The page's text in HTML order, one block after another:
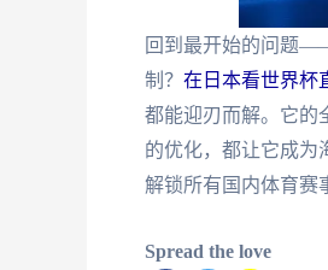
回到最开始的问题
制？ 在日本看世界杯
都能迎刃而解。它的
的优化，都让它成为
解锁所有国内体育赛
Spread the love